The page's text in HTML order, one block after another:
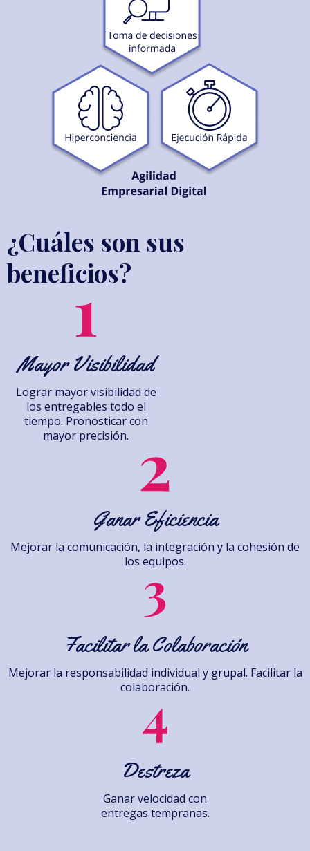
¿Cuáles son sus
beneficios?
Mayor Visibilidad
Lograr mayor visibilidad de
los entregables todo el
tiempo. Pronosticar con
mayor precisión.
Ganar Eficiencia
Mejorar la comunicación, la integración y la cohesión de
los equipos.
Facilitar la Colaboración
Mejorar la responsabilidad individual y grupal. Facilitar la
colaboración.
Destreza
Ganar velocidad con
entregas tempranas.